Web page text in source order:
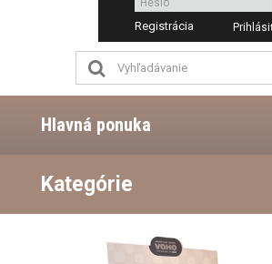
Registrácia
Hlavná ponuka
Kategórie